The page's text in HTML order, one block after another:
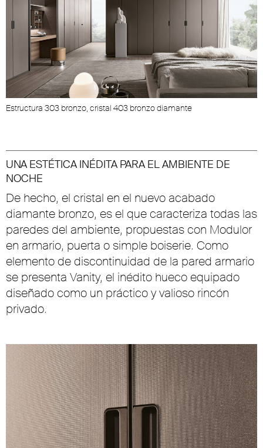
Estructura 303 bronzo, cristal 403 bronzo diamante
UNA ESTÉTICA INÉDITA PARA EL AMBIENTE DE
NOCHE
De hecho, el cristal en el nuevo acabado
diamante bronzo, es el que caracteriza todas las
paredes del ambiente, propuestas con Modulor
en armario, puerta o simple boiserie. Como
elemento de discontinuidad de la pared armario
se presenta Vanity, el inédito hueco equipado
diseñado como un práctico y valioso rincón
privado.